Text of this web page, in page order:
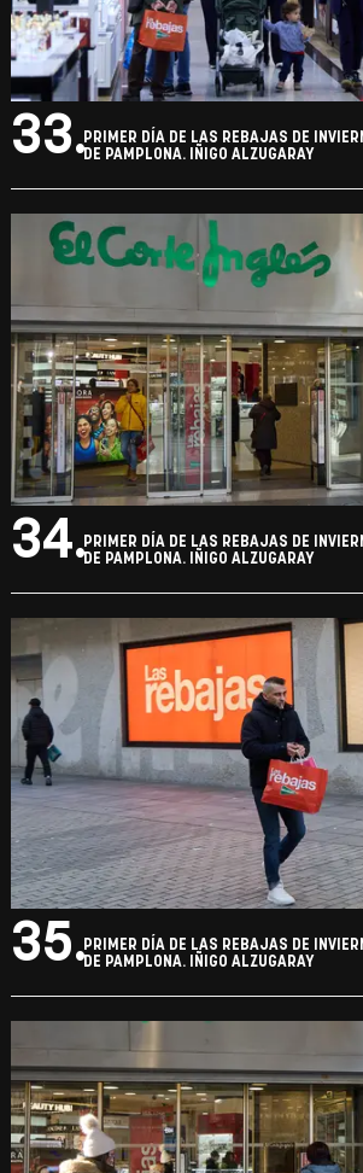
33.PRIMER DÍA DE LAS REBAJAS DE
DE PAMPLONA. IÑIGO ALZUGARAY
34.PRIMER DÍA DE LAS REBAJAS DE
DE PAMPLONA. IÑIGO ALZUGARAY
35.PRIMER DÍA DE LAS REBAJAS DE
DE PAMPLONA. IÑIGO ALZUGARAY